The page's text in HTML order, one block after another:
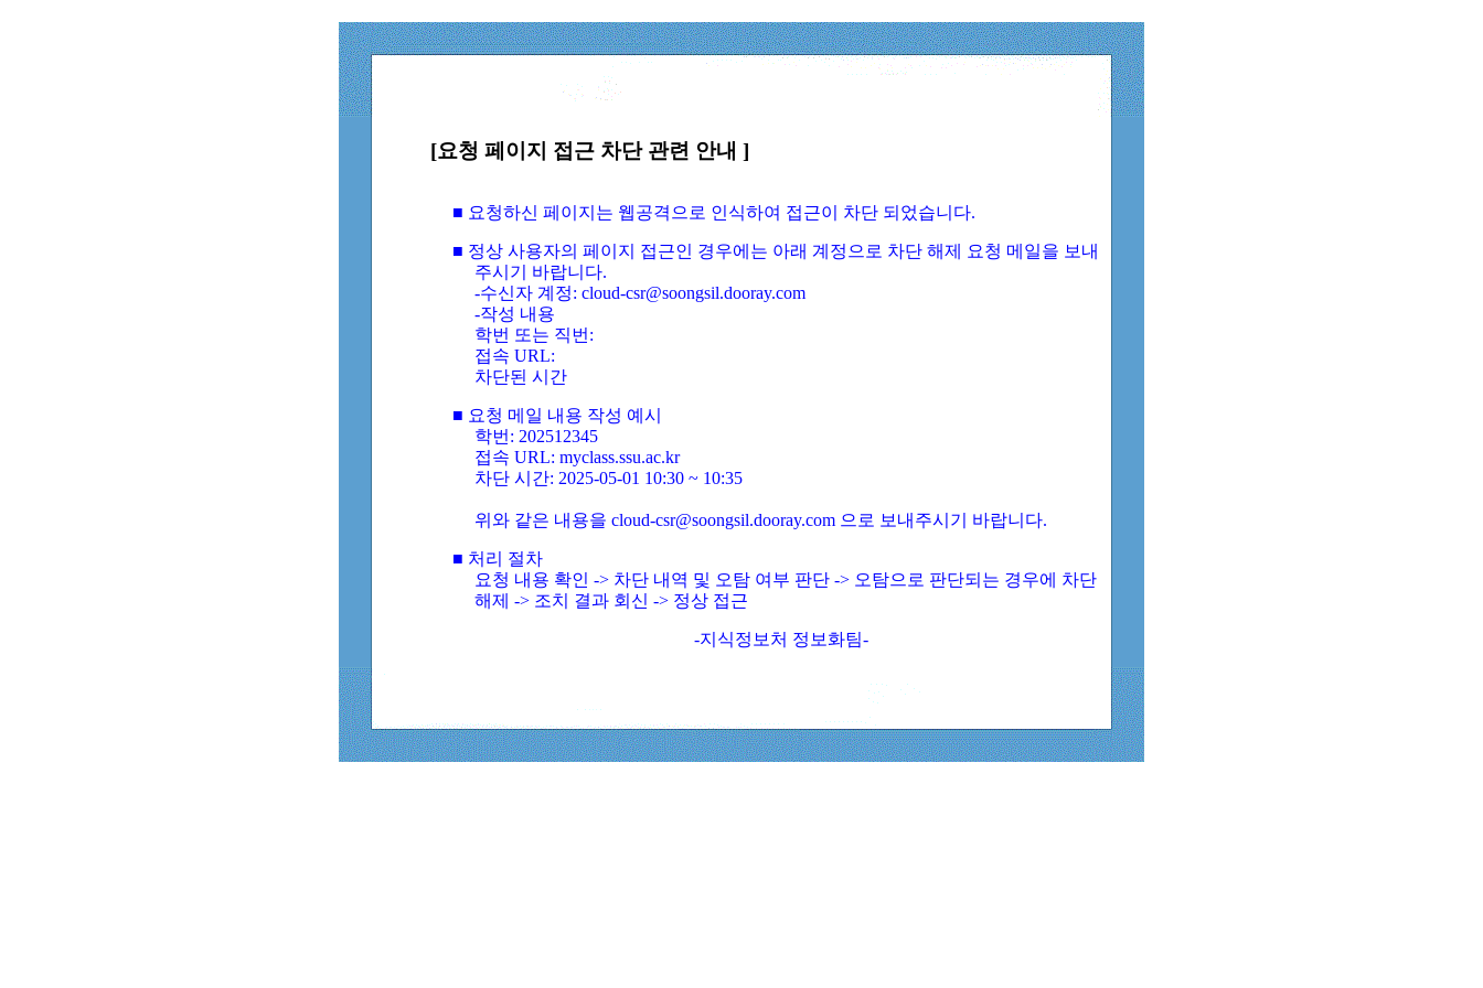
[요청 페이지 접근 차단 관련 안내 ]
■ 요청하신 페이지는 웹공격으로 인식하여 접근이 차단 되었습니다.
■ 정상 사용자의 페이지 접근인 경우에는 아래 계정으로 차단 해제 요청 메일을 보내
주시기 바랍니다.
-수신자 계정: cloud-csr@soongsil.dooray.com
-작성 내용
학번 또는 직번:
접속 URL:
차단된 시간
■ 요청 메일 내용 작성 예시
학번: 202512345
접속 URL: myclass.ssu.ac.kr
차단 시간: 2025-05-01 10:30 ~ 10:35
위와 같은 내용을 cloud-csr@soongsil.dooray.com 으로 보내주시기 바랍니다.
■ 처리 절차
요청 내용 확인 -> 차단 내역 및 오탐 여부 판단 -> 오탐으로 판단되는 경우에 차단
해제 -> 조치 결과 회신 -> 정상 접근
-지식정보처 정보화팀-